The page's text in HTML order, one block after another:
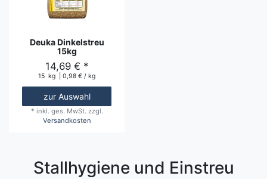
Deuka Dinkelstreu
15kg
14,69 € *
15 kg | 0,98 € / kg
zur Auswahl
* inkl. ges. MwSt. zzgl.
Versandkosten
Stallhygiene und Einstreu